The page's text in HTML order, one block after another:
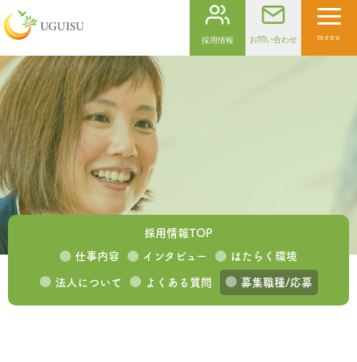
採用情報 お問い合わせ menu
採用情報TOP
仕事内容 インタビュー はたらく環境
法人について よくある質問 募集職種/応募